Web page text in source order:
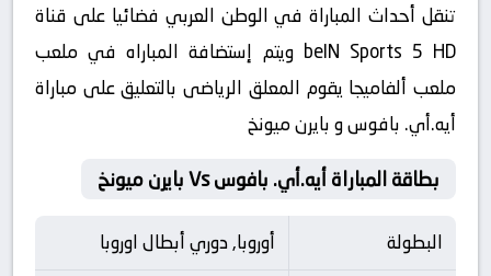
تنقل أحداث المباراة في الوطن العربي فضائيا على قناة
beIN Sports 5 HD ويتم إستضافة المباراه في ملعب
ملعب ألفاميجا يقوم المعلق الرياضى بالتعليق على مباراة
أيه.أي. بافوس و بايرن ميونخ
بطاقة المباراة أيه.أي. بافوس Vs بايرن ميونخ
البطولة
أوروبا, دوري أبطال اوروبا